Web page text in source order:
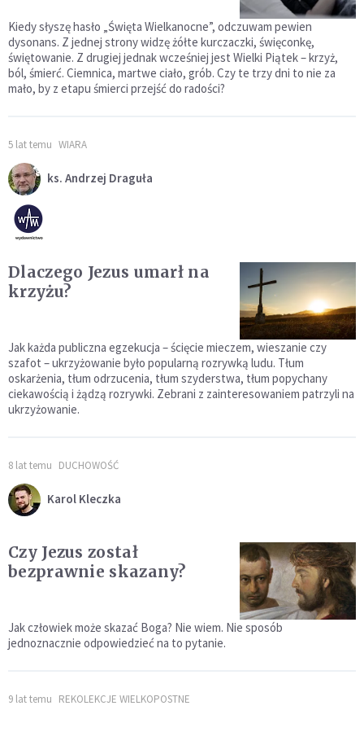
Kiedy słyszę hasło „Święta Wielkanocne”, odczuwam pewien
dysonans. Z jednej strony widzę żółte kurczaczki, święconkę,
świętowanie. Z drugiej jednak wcześniej jest Wielki Piątek – krzyż,
ból, śmierć. Ciemnica, martwe ciało, grób. Czy te trzy dni to nie za
mało, by z etapu śmierci przejść do radości?
5 lat temu WIARA
ks. Andrzej Draguła
Dlaczego Jezus umarł na
krzyżu?
Jak każda publiczna egzekucja – ścięcie mieczem, wieszanie czy
szafot – ukrzyżowanie było popularną rozrywką ludu. Tłum
oskarżenia, tłum odrzucenia, tłum szyderstwa, tłum popychany
ciekawością i żądzą rozrywki. Zebrani z zainteresowaniem patrzyli na
ukrzyżowanie.
8 lat temu DUCHOWOŚĆ
Karol Kleczka
Czy Jezus został
bezprawnie skazany?
Jak człowiek może skazać Boga? Nie wiem. Nie sposób
jednoznacznie odpowiedzieć na to pytanie.
9 lat temu REKOLEKCJE WIELKOPOSTNE